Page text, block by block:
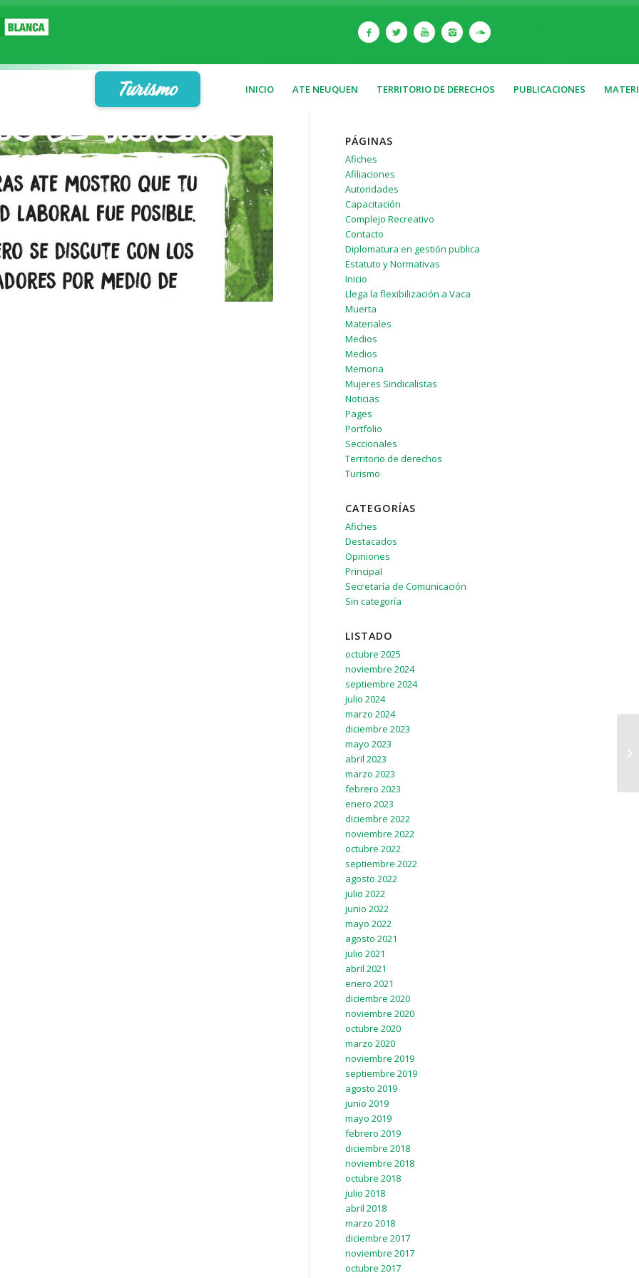
Turismo INICIO ATE NEUQUEN TERRITORIO DE DERECHOS PUBLICACIONES
PÁGINAS
Afiches
Afiliaciones
Autoridades
Capacitación
Complejo Recreativo
Contacto
Diplomatura en gestión publica
Estatuto y Normativas
Inicio
Llega la flexibilización a Vaca
Muerta
Materiales
Medios
Medios
Memoria
Mujeres Sindicalistas
Noticias
Pages
Portfolio
Seccionales
Territorio de derechos
Turismo
CATEGORÍAS
Afiches
Destacados
Opiniones
Principal
Secretaría de Comunicación
Sin categoría
LISTADO
octubre 2025
noviembre 2024
septiembre 2024
julio 2024
marzo 2024
diciembre 2023
mayo 2023
abril 2023
marzo 2023
febrero 2023
enero 2023
diciembre 2022
noviembre 2022
octubre 2022
septiembre 2022
agosto 2022
julio 2022
junio 2022
mayo 2022
agosto 2021
julio 2021
abril 2021
enero 2021
diciembre 2020
noviembre 2020
octubre 2020
marzo 2020
noviembre 2019
septiembre 2019
agosto 2019
junio 2019
mayo 2019
febrero 2019
diciembre 2018
noviembre 2018
octubre 2018
julio 2018
abril 2018
marzo 2018
diciembre 2017
noviembre 2017
octubre 2017